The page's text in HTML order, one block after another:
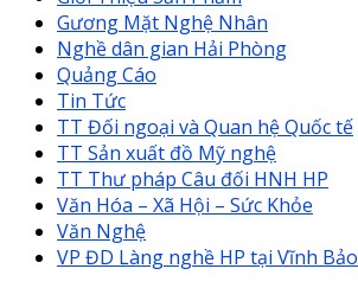
Gương Mặt Nghệ Nhân
Nghề dân gian Hải Phòng
Quảng Cáo
Tin Tức
TT Đối ngoại và Quan hệ Quốc tế
TT Sản xuất đồ Mỹ nghệ
TT Thư pháp Câu đối HNH HP
Văn Hóa – Xã Hội – Sức Khỏe
Văn Nghệ
VP ĐD Làng nghề HP tại Vĩnh Bảo